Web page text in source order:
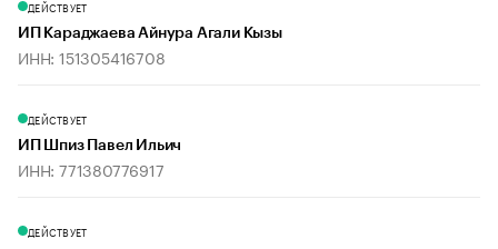
ДЕЙСТВУЕТ
ИП Караджаева Айнура Агали Кызы
ИНН: 151305416708
ДЕЙСТВУЕТ
ИП Шпиз Павел Ильич
ИНН: 771380776917
ДЕЙСТВУЕТ